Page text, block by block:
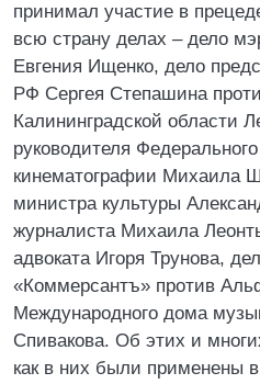
принимал участие в
всю страну делах – дело
Евгения Ищенко, дело
РФ Сергея Степашина
Калининградской области
руководителя
кинематографии Михаила
министра культуры
журналиста Михаила
адвоката Игоря Трунова,
«Коммерсантъ» против
Международного дома
Спивакова. Об этих и
как в них были применены